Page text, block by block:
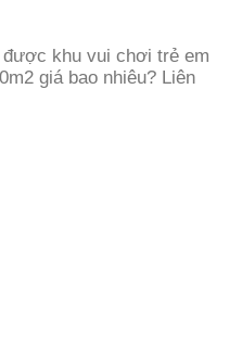
khu vui chơi trẻ em
giá bao nhiêu? Liên